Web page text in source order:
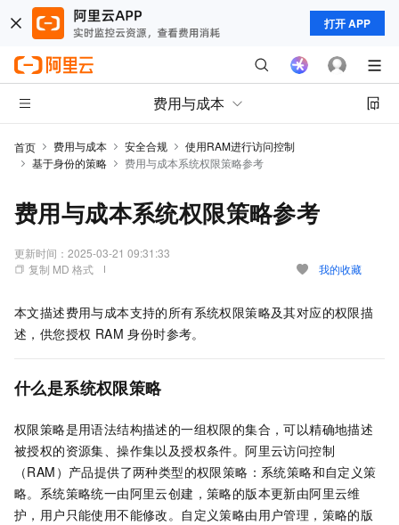
打开 APP
费用与成本
首页 费用与成本 安全合规
使用RAM进行访问控制
基于身份的策略
费用与成本系统权限策略参考
费用与成本系统权限策略参考
更新时间： 2025-03-21 09:31:33
复制 MD 格式
我的收藏
本文描述费用与成本支持的所有系统权限策略及其对应的权限描
述，供您授权 RAM 身份时参考。
什么是系统权限策略
权限策略是用语法结构描述的一组权限的集合，可以精确地描述
被授权的资源集、操作集以及授权条件。阿里云访问控制
（RAM）产品提供了两种类型的权限策略：系统策略和自定义策
略。系统策略统一由阿里云创建，策略的版本更新由阿里云维
护，用户只能使用不能修改。自定义策略由用户管理，策略的版